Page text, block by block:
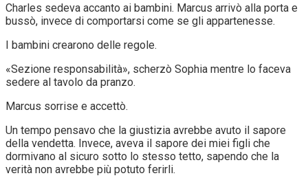
Charles sedeva accanto ai bambini. Marcus arrivò alla porta e
bussò, invece di comportarsi come se gli appartenesse.
I bambini crearono delle regole.
«Sezione responsabilità», scherzò Sophia mentre lo faceva
sedere al tavolo da pranzo.
Marcus sorrise e accettò.
Un tempo pensavo che la giustizia avrebbe avuto il sapore
della vendetta. Invece, aveva il sapore dei miei figli che
dormivano al sicuro sotto lo stesso tetto, sapendo che la
verità non avrebbe più potuto ferirli.